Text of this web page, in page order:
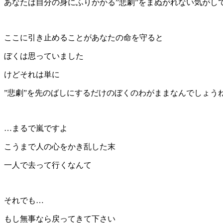
あなたは自分の身にふりかかる”悲劇”をまぬがれない気がし
ここに引き止めることがあなたの命を守ると
ぼくは思っていました
けどそれは単に
”悲劇”を先のばしにするだけのぼくのわがままなんでしょう
…まるで嵐ですよ
こうまで人の心をかき乱した末
一人で去って行くなんて
それでも…
もし無事なら戻ってきて下さい